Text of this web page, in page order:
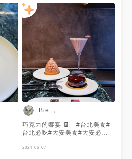
當天看到太多吃不到甜點的客人
了 超級可惜🥺 #畬室經典巧克
力千層派 推薦大家必點-1 結合
五款不同的產地巧克力 完全不
甜膩 而且從入口到尾韻 體驗到
的味道都不同 更讓胖V覺得推薦
的是它真的超酥脆! 👍 而且是非
常細緻的薄脆感 沒有過厚的糖
霜糖粉感 混和巧克力一同咀嚼
體現最佳滋味 上桌趕快拍完馬
上下刀品嚐才是最讚的🤤 當天
幾乎每桌都點 #當日限量必須預
留 大概3點後就售罄 #金桔茉莉
推薦大家必點-2 這顆真的推推
推推推👍👍👍👍👍 沒這麼推過
一顆甜點 在巧克力海中 完全是
清爽的救贖 茉莉+金桔+巧克力
說我願意為了它宅配N顆到台南
Bie ，
巧克力的饗宴 🍫 - #台北美食#
台北必吃#大安美食#大安必吃#
甜點#下午茶#飲品#法式#法式
2024-06-07